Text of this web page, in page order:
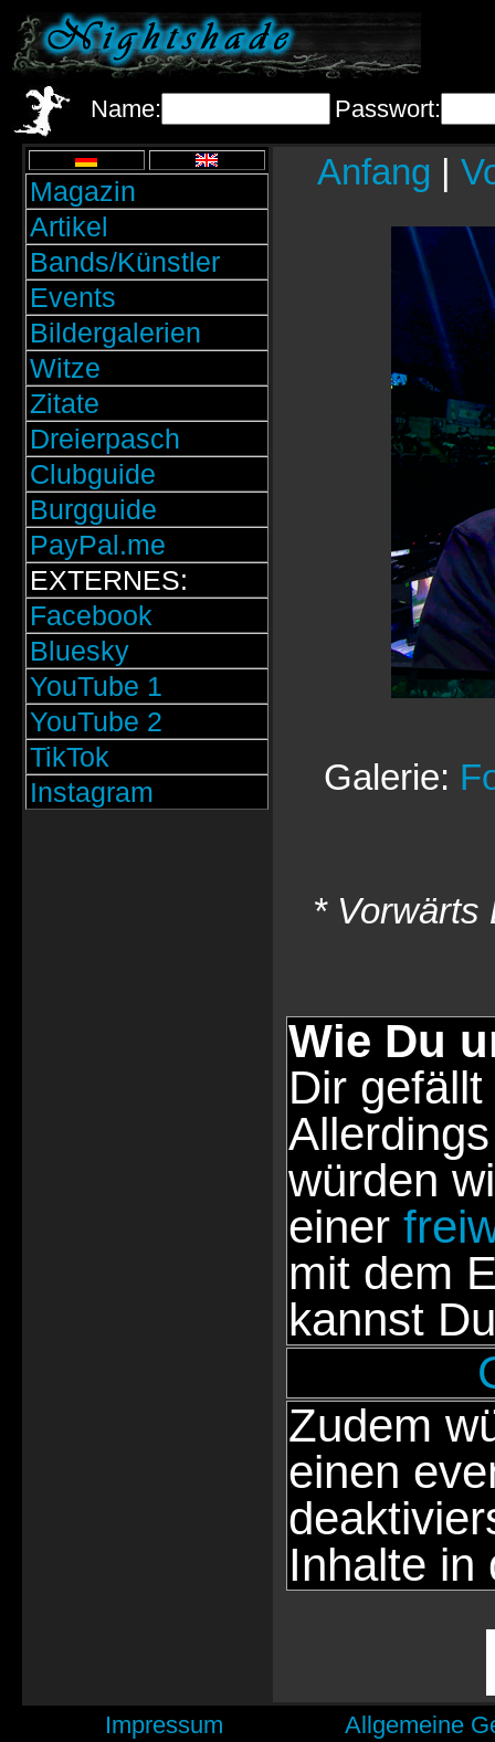
Name: Passwort:
Magazin
Artikel
Bands/Künstler
Events
Bildergalerien
Witze
Zitate
Dreierpasch
Clubguide
Burgguide
PayPal.me
EXTERNES:
Facebook
Bluesky
YouTube 1
YouTube 2
TikTok
Instagram
Anfang |
Galerie:
* Vorwärts
Wie Du
Dir
würden
einer
mit dem
kannst
Zudem
einen
Inhalte in
Impressum
Allgemeine